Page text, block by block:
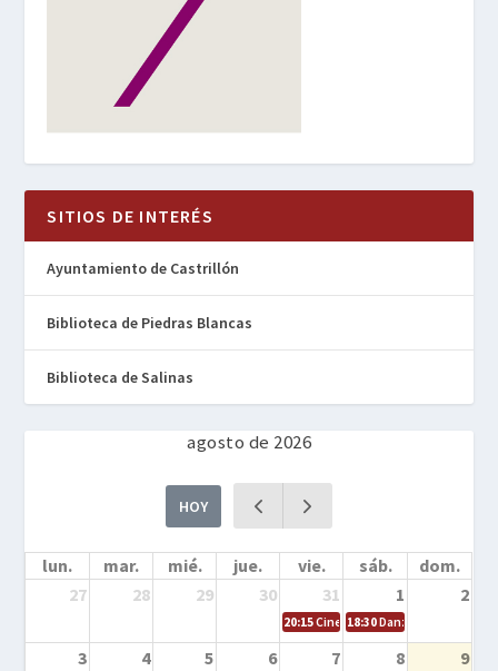
SITIOS DE INTERÉS
Ayuntamiento de Castrillón
Biblioteca de Piedras Blancas
Biblioteca de Salinas
agosto de 2026
HOY
lun. mar. mié. jue. vie. sáb.
dom.
27
28 29 30 31 1 2
20:15Cine en la calle – Cómo
18:30Danza – Cita en el
3 4 5 6 7 8 9